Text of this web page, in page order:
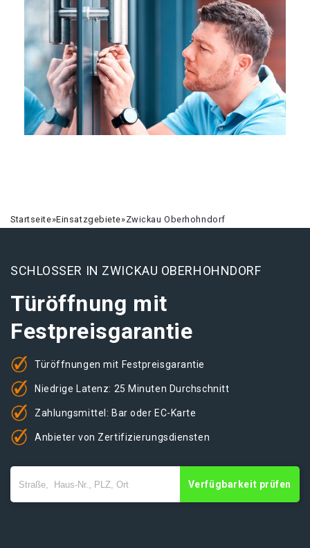
Startseite»Einsatzgebiete»Zwickau Oberhohndorf
SCHLOSSER IN ZWICKAU OBERHOHNDORF
Türöffnung mit
Festpreisgarantie
Türöffnungen mit Festpreisgarantie
Niedrige Latenz: 25 Minuten Durchschnitt
Zahlungsmittel: Bar oder EC-Karte
Anbieter von Zertifizierungsdiensten
Verfügbarkeit prüfen